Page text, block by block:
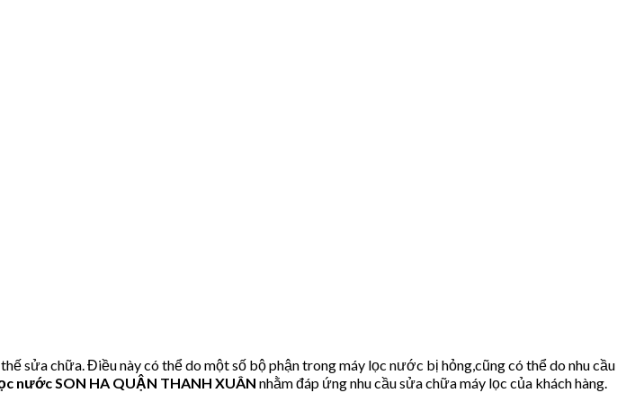
sửa chữa. Điều này có thể do một số bộ phận trong máy lọc nước bị hỏng,cũng có thể do nhu cầu
nước SON HA QUẬN THANH XUÂN nhằm đáp ứng nhu cầu sửa chữa máy lọc của khách hàng.